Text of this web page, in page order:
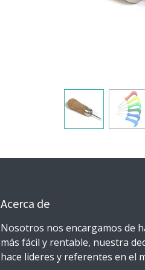
Acerca de
Nosotros nos encargamos de
más fácil y rentable, nuestra
hace lideres y referentes en el